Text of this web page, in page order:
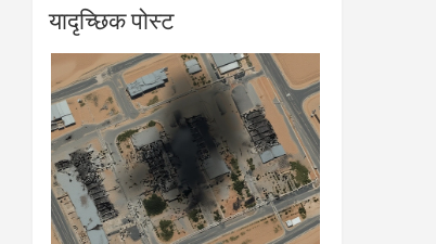
यादृच्छिक पोस्ट